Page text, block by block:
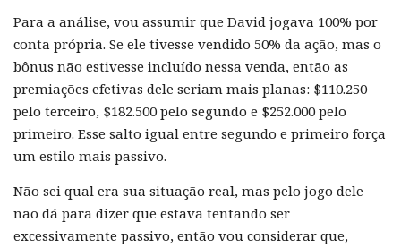
Para a análise, vou assumir que David jogava 100% por
conta própria. Se ele tivesse vendido 50% da ação, mas o
bônus não estivesse incluído nessa venda, então as
premiações efetivas dele seriam mais planas: $110.250
pelo terceiro, $182.500 pelo segundo e $252.000 pelo
primeiro. Esse salto igual entre segundo e primeiro força
um estilo mais passivo.
Não sei qual era sua situação real, mas pelo jogo dele
não dá para dizer que estava tentando ser
excessivamente passivo, então vou considerar que,